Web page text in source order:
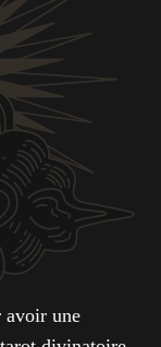
avoir une